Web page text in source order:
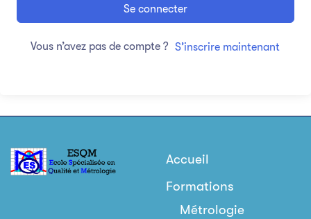
Se connecter
Vous n’avez pas de compte ? S’inscrire maintenant
Accueil
Formations
Métrologie